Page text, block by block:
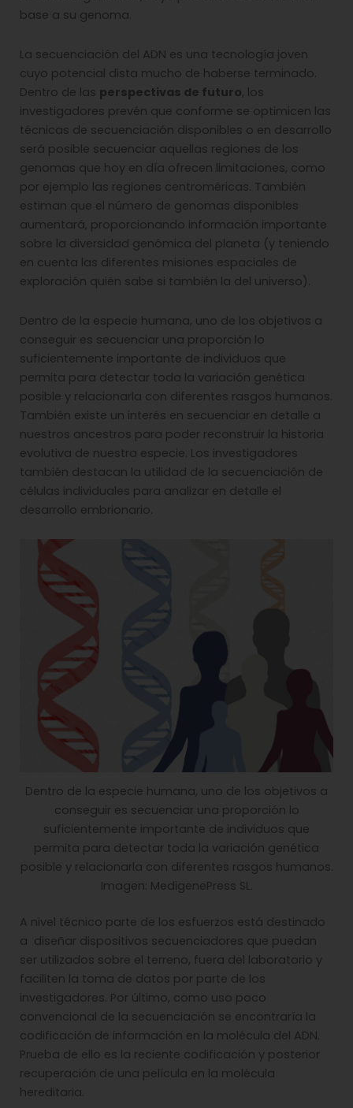
base a su genoma.
La secuenciación del ADN es una tecnología joven
cuyo potencial dista mucho de haberse terminado.
Dentro de las perspectivas de futuro, los
investigadores prevén que conforme se optimicen las
técnicas de secuenciación disponibles o en desarrollo
será posible secuenciar aquellas regiones de los
genomas que hoy en día ofrecen limitaciones, como
por ejemplo las regiones centroméricas. También
estiman que el número de genomas disponibles
aumentará, proporcionando información importante
sobre la diversidad genómica del planeta (y teniendo
en cuenta las diferentes misiones espaciales de
exploración quién sabe si también la del universo).
Dentro de la especie humana, uno de los objetivos a
conseguir es secuenciar una proporción lo
suficientemente importante de individuos que
permita para detectar toda la variación genética
posible y relacionarla con diferentes rasgos humanos.
También existe un interés en secuenciar en detalle a
nuestros ancestros para poder reconstruir la historia
evolutiva de nuestra especie. Los investigadores
también destacan la utilidad de la secuenciación de
células individuales para analizar en detalle el
desarrollo embrionario.
Dentro de la especie humana, uno de los objetivos a
conseguir es secuenciar una proporción lo
suficientemente importante de individuos que
permita para detectar toda la variación genética
posible y relacionarla con diferentes rasgos humanos.
Imagen: MedigenePress SL.
A nivel técnico parte de los esfuerzos está destinado
a diseñar dispositivos secuenciadores que puedan
ser utilizados sobre el terreno, fuera del laboratorio y
faciliten la toma de datos por parte de los
investigadores. Por último, como uso poco
convencional de la secuenciación se encontraría la
codificación de información en la molécula del ADN.
Prueba de ello es la reciente codificación y posterior
recuperación de una película en la molécula
hereditaria.